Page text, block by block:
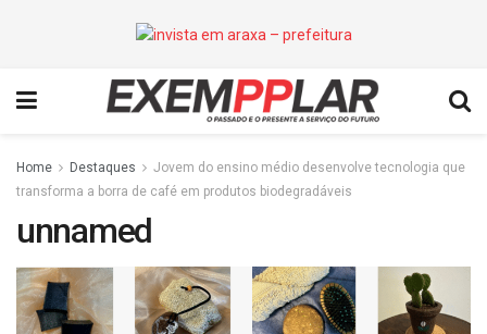
Home Destaques
Jovem do ensino médio desenvolve tecnologia que
transforma a borra de café em produtos biodegradáveis
unnamed